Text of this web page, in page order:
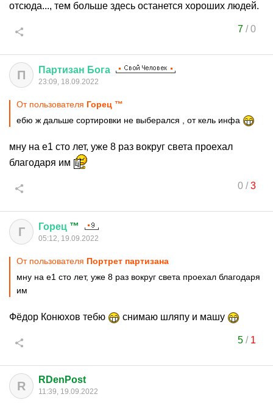
отсюда..., тем больше здесь останется хороших людей.
7/0
П Партизан Бога
23:09, 18.09.2022
От пользователя Горец ™
ебю ж дальше сортировки не выберался , от кель инфа
мну на е1 сто лет, уже 8 раз вокруг света проехал
благодаря им
0/3
Г Горец ™
05:12, 19.09.2022
От пользователя Портрет партизана
мну на е1 сто лет, уже 8 раз вокруг света проехал благодаря
им
Фёдор Конюхов тебю снимаю шляпу и машу
5/ 1
R RDenPost
11:39, 19.09.2022